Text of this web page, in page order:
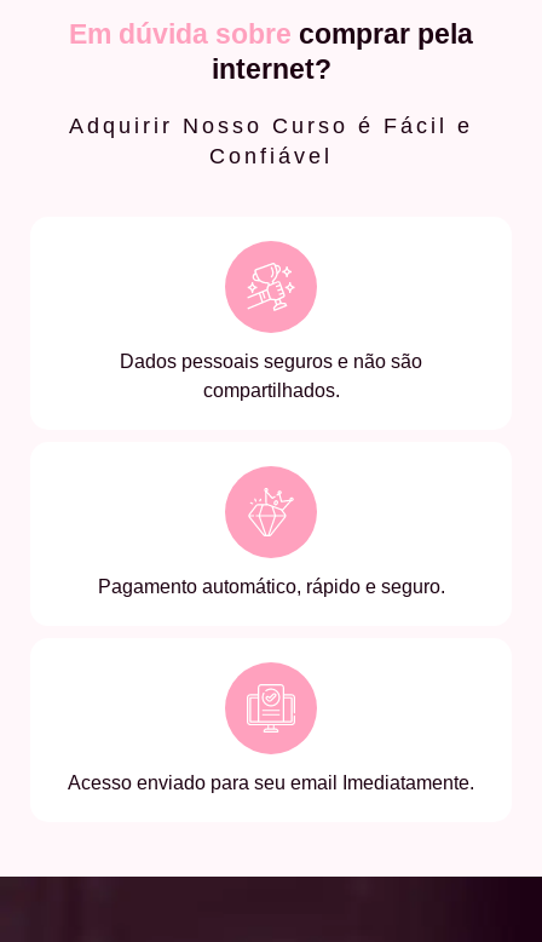
Em dúvida sobre comprar pela
internet?
Adquirir Nosso Curso é Fácil e
Confiável
Dados pessoais seguros e não são
compartilhados.
Pagamento automático, rápido e seguro.
Acesso enviado para seu email Imediatamente.